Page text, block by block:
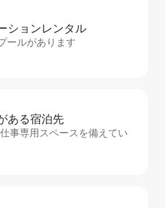
シ⁠ョ⁠ンレ⁠ン⁠タ⁠ル
ールがあります
あ⁠る宿⁠泊⁠先
事専用スペースを備えてい